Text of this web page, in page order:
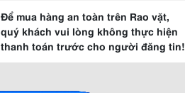
Để mua hàng an toàn trên Rao vặt,
quý khách vui lòng không thực hiện
thanh toán trước cho người đăng tin!